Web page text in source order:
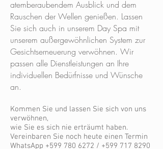
atemberaubendem Ausblick und dem
Rauschen der Wellen genießen. Lassen
Sie sich auch in unserem Day Spa mit
unserem außergewöhnlichen System zur
Gesichtserneuerung verwöhnen. Wir
passen alle Dienstleistungen an Ihre
individuellen Bedürfnisse und Wünsche
an.
Kommen Sie und lassen Sie sich von uns
verwöhnen,
wie Sie es sich nie erträumt haben.
Vereinbaren Sie noch heute einen Termin
WhatsApp +599 780 6272 / +599 717 8290